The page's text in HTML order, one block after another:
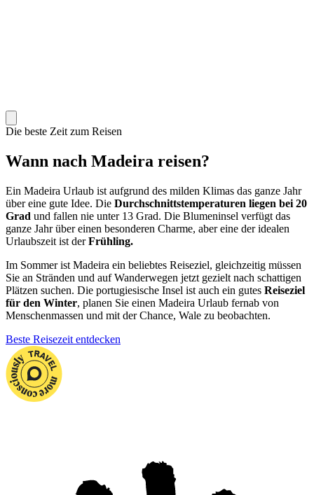
Die beste Zeit zum Reisen
Wann nach Madeira reisen?
Ein Madeira Urlaub ist aufgrund des milden Klimas das ganze Jahr
über eine gute Idee. Die Durchschnittstemperaturen liegen bei 20
Grad und fallen nie unter 13 Grad. Die Blumeninsel verfügt das
ganze Jahr über einen besonderen Charme, aber eine der idealen
Urlaubszeit ist derFrühling.
Im Sommer ist Madeira ein beliebtes Reiseziel, gleichzeitig müssen
Sie an Stränden und auf Wanderwegen jetzt gezielt nach schattigen
Plätzen suchen. Die portugiesische Insel ist auch ein gutes Reiseziel
für den Winter, planen Sie einen Madeira Urlaub fernab von
Menschenmassen und mit der Chance, Wale zu beobachten.
Beste Reisezeit entdecken